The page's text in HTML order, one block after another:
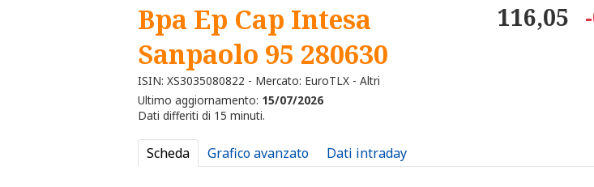
Bpa Ep Cap Intesa
Sanpaolo 95 280630
ISIN: XS3035080822 - Mercato: EuroTLX - Altri
116,05
Ultimo aggiornamento: 15/07/2026
Dati differiti di 15 minuti.
Scheda Grafico avanzato Dati intraday